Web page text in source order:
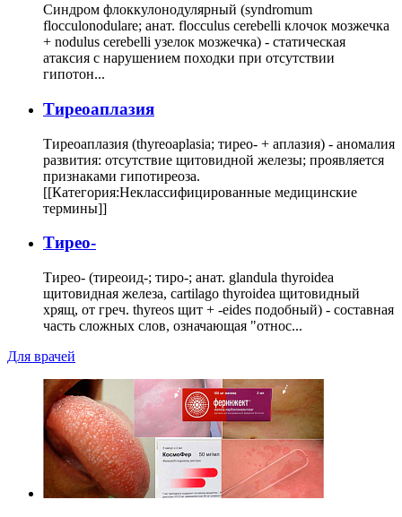
Синдром флоккулонодулярный (syndromum
flocculonodulare; анат. flocculus cerebelli клочок мозжечка
+ nodulus cerebelli узелок мозжечка) - статическая
атаксия с нарушением походки при отсутствии
гипотон...
Тиреоаплазия
Тиреоаплазия (thyreoaplasia; тирео- + аплазия) - аномалия
развития: отсутствие щитовидной железы; проявляется
признаками гипотиреоза.
[[Категория:Неклассифицированные медицинские
термины]]
Тирео-
Тирео- (тиреоид-; тиро-; анат. glandula thyroidea
щитовидная железа, cartilago thyroidea щитовидный
хрящ, от греч. thyreos щит + -eides подобный) - составная
часть сложных слов, означающая "относ...
Для врачей